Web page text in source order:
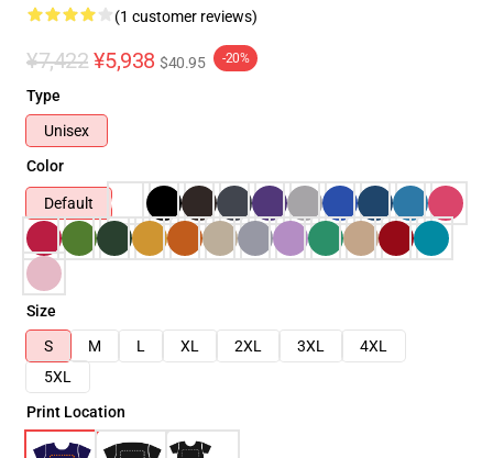
(1 customer reviews)
¥7,422 ¥5,938 $40.95 -20%
Type
Unisex
Color
Default
Size
S
M L XL 2XL 3XL
4XL
5XL
Print Location